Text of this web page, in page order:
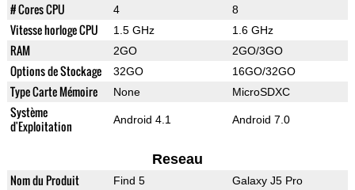
# Cores CPU 4 8
Vitesse horloge CPU 1.5 GHz 1.6 GHz
RAM 2GO 2GO/3GO
Options de Stockage 32GO 16GO/32GO
Type Carte Mémoire None MicroSDXC
Système
d'Exploitation
Android 4.1 Android 7.0
Reseau
Nom du Produit Find 5 Galaxy J5 Pro